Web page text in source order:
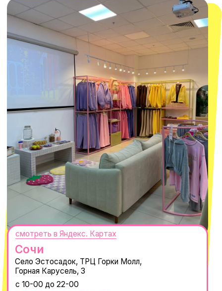
+7 (932) 602-41-15
ТРК «Европолис Ростокино»
ул. Проспект Мира, 211 к2
с 10-00 до 22-00
Москва
смотреть в Яндекс.Картах
Доставка и оплата
ПОКУПАТЕЛЯМ
Каталог
О КОМПАНИИ
Нажимая "Подписаться", вы соглашаетесь с Политикой обработки
персональных данныхиСогласием на рассылку электронных
сообщений
ПОДПИСАТЬСЯ
СЕКРЕТНЫЕ ПРОМОКОДЫ, ПРИГЛАШЕНИЯ
НА МЕРОПРИЯТИЯ И АНОНСЫ НОВИНОК
@MACROCOSM_STORE
MACROCOSM
000+ подписчиков
14'000+ подписчиков в нашем Telegram-